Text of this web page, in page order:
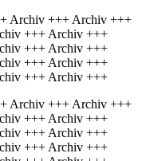
Archiv +++ Archiv +++
+++ Archiv +++
+++ Archiv +++
+++ Archiv +++
+++ Archiv +++
Archiv +++ Archiv +++
+++ Archiv +++
+++ Archiv +++
+++ Archiv +++